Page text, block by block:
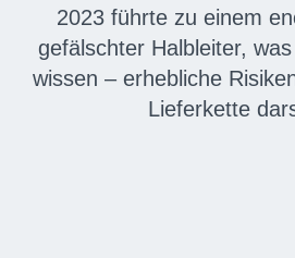
2023 führte zu einem
gefälschter Halbleiter,
wissen – erhebliche
Lieferkette